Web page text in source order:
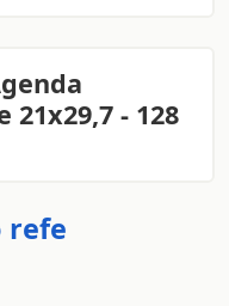
21x29,7 - 128
refe